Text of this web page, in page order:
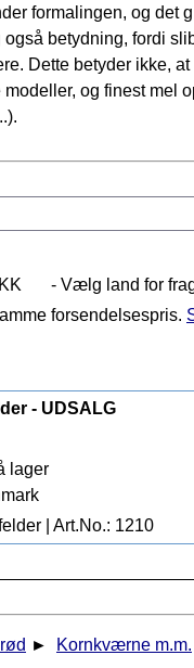
formalingen, og det
betydning, fordi
Dette betyder ikke,
modeller, og finest
- Vælg land for
forsendelsespris.
- UDSALG
lager
| Art.No.: 1210
► Kornkværne m.m.